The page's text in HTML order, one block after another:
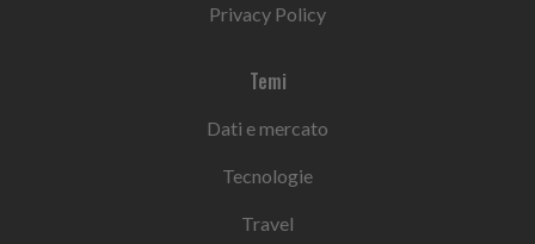
Privacy Policy
Temi
Dati e mercato
Tecnologie
Travel